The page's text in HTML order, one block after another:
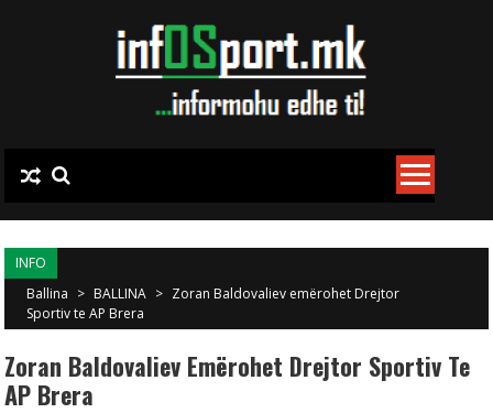
INFO
Ballina > BALLINA > Zoran Baldovaliev emërohet Drejtor
Sportiv te AP Brera
Zoran Baldovaliev Emërohet Drejtor Sportiv Te
AP Brera